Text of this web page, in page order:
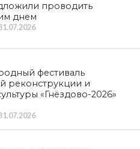
проводить
днем
фестиваль
реконструкции и
«Гнёздово-2026»